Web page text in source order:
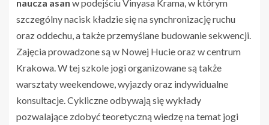
naucza asan w podejściu Vinyasa Krama, w którym
szczególny nacisk kładzie się na synchronizację ruchu
oraz oddechu, a także przemyślane budowanie sekwencji.
Zajęcia prowadzone są w Nowej Hucie oraz w centrum
Krakowa. W tej szkole jogi organizowane są także
warsztaty weekendowe, wyjazdy oraz indywidualne
konsultacje. Cykliczne odbywają się wykłady
pozwalające zdobyć teoretyczną wiedzę na temat jogi